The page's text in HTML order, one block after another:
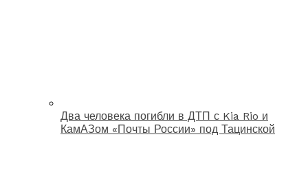
Два человека погибли в ДТП с Kia Rio и
КамАЗом «Почты России» под Тацинской